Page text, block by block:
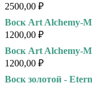
2500,00 ₽
Воск Art Alchemy-
1200,00 ₽
Воск Art Alchemy-
1200,00 ₽
Воск золотой -